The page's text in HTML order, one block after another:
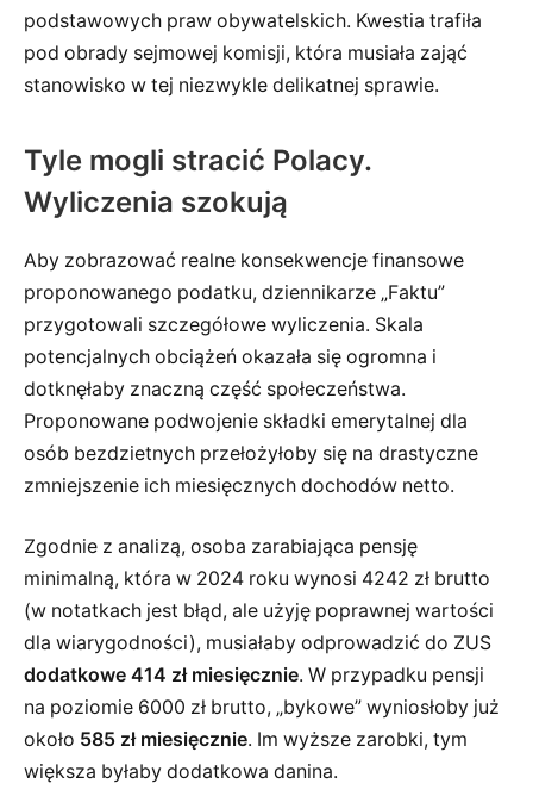
podstawowych praw obywatelskich. Kwestia trafiła
pod obrady sejmowej komisji, która musiała zająć
stanowisko w tej niezwykle delikatnej sprawie.
Tyle mogli stracić Polacy.
Wyliczenia szokują
Aby zobrazować realne konsekwencje finansowe
proponowanego podatku, dziennikarze „Faktu”
przygotowali szczegółowe wyliczenia. Skala
potencjalnych obciążeń okazała się ogromna i
dotknęłaby znaczną część społeczeństwa.
Proponowane podwojenie składki emerytalnej dla
osób bezdzietnych przełożyłoby się na drastyczne
zmniejszenie ich miesięcznych dochodów netto.
Zgodnie z analizą, osoba zarabiająca pensję
minimalną, która w 2024 roku wynosi 4242 zł brutto
(w notatkach jest błąd, ale użyję poprawnej wartości
dla wiarygodności), musiałaby odprowadzić do ZUS
dodatkowe 414 zł miesięcznie. W przypadku pensji
na poziomie 6000 zł brutto, „bykowe” wyniosłoby już
około 585 zł miesięcznie. Im wyższe zarobki, tym
większa byłaby dodatkowa danina.